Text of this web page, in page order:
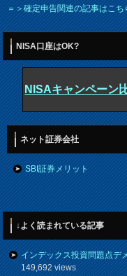
＝＞確定申告関連の記事はこち
NISA口座はOK?
NISAキャンペーン
ネット証券会社
SBI証券メリット
↓よく読まれている記事
インデックス投資問題点デ
149,692 views